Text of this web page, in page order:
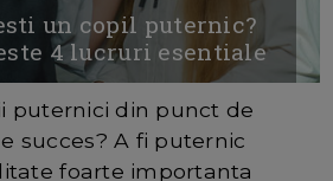
un copil puternic?
4 lucruri esentiale
puternici din punct de
succes? A fi puternic
foarte importanta